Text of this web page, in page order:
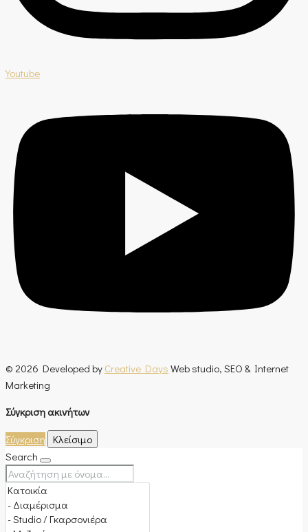
Youtube
© 2026 Developed by Creative Days Web studio, SEO & Internet
Marketing
Σύγκριση ακινήτων
Σύγκριση
Κλείσιμο
Search